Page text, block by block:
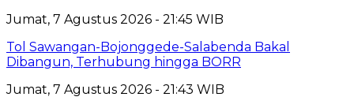
Jumat, 7 Agustus 2026 - 21:45 WIB
Tol Sawangan-Bojonggede-Salabenda Bakal
Dibangun, Terhubung hingga BORR
Jumat, 7 Agustus 2026 - 21:43 WIB